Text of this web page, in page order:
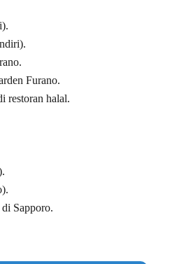
Furano.
restoran halal.
Sapporo.